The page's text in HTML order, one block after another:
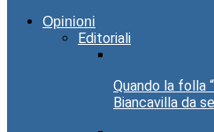
Opinioni
Editoriali
Quando la folla
Biancavilla da